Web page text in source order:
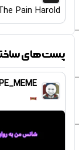
Pain Harold
پست‌های ساخته